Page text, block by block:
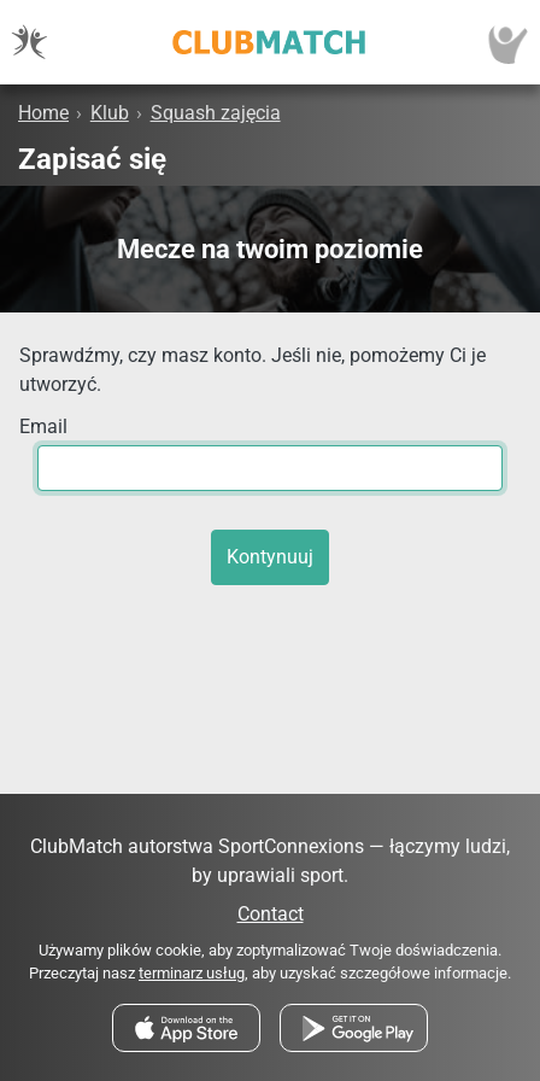
Home › Klub › Squash zajęcia
Zapisać się
Mecze na twoim poziomie
Sprawdźmy, czy masz konto. Jeśli nie, pomożemy Ci je
utworzyć.
Email
Kontynuuj
ClubMatch autorstwa SportConnexions — łączymy ludzi,
by uprawiali sport.
Contact
Używamy plików cookie, aby zoptymalizować Twoje doświadczenia.
Przeczytaj nasz terminarz usług, aby uzyskać szczegółowe informacje.